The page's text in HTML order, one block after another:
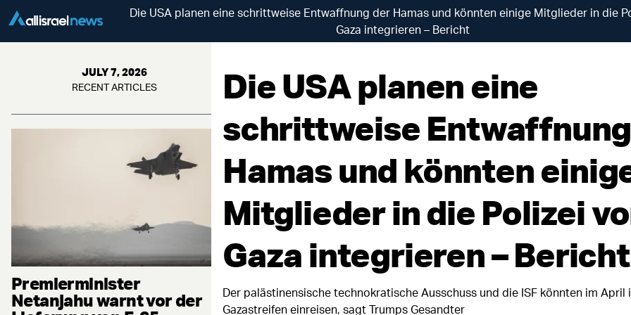
Die USA planen eine schrittweise Entwaffnung der Hamas und könnten einige Mitglieder in die
Gaza integrieren – Bericht
JULY 7, 2026
RECENT ARTICLES
Premierminister
Netanjahu warnt vor der
Die USA planen eine
schrittweise
Hamas und könnten
Mitglieder in die Polizei
Gaza integrieren – Bericht
Der palästinensische technokratische Ausschuss und die ISF könnten im April
Gazastreifen einreisen, sagt Trumps Gesandter